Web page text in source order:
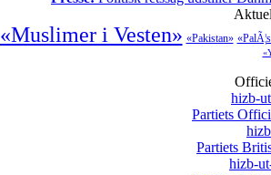
«Muslimer i Vesten» «Pakistan»
hizb-
Partiets
Partiets
hizb-